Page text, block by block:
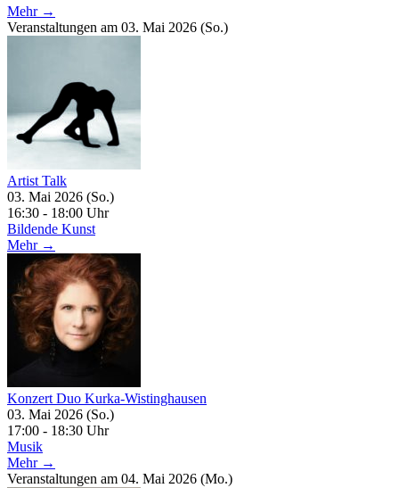
Mehr →
Veranstaltungen am 03. Mai 2026 (So.)
Artist Talk
03. Mai 2026 (So.)
16:30 - 18:00 Uhr
Bildende Kunst
Mehr →
Konzert Duo Kurka-Wistinghausen
03. Mai 2026 (So.)
17:00 - 18:30 Uhr
Musik
Mehr →
Veranstaltungen am 04. Mai 2026 (Mo.)